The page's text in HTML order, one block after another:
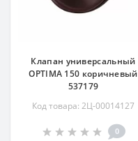
Клапан универсальный
OPTIMA 150 коричневый
537179
Код товара: 2Ц-00014127
0